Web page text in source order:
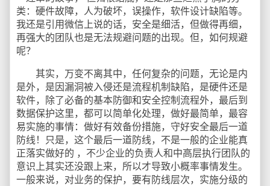
类：硬件故障，人为破坏，误操作，软件设计缺陷等。
我还是引用微信上说的话，安全是细活，但做得再细，
再强大的团队也是无法规避问题的出现。但，如何规避
呢？
其实，万变不离其中，任何复杂的问题，无论是内
是外，是因漏洞被入侵还是流程机制缺陷，是硬件还是
软件，除了必备的基本防御和安全控制流程外，最后到
数据保护这里，都可以简单化处理，做好最简单，最容
易实施的事情：做好有效备份措施，守好安全最后一道
防线！只是，这个最后一道防线，不是一般的企业能真
正落实做好的 ，不少企业的负责人和中高层执行团队的
意识上其实还没跟上来，所以才导致小概率事情发生。
一般来说，对业务的保护，要有防线层次，实施分级的